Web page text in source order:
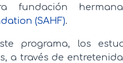
fundación
(SAHF).
programa, los
a través de